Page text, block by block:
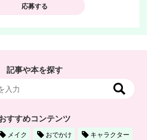
応募する
記事や本を探す
すすめコンテンツ
メイク おでかけ
キャラクター